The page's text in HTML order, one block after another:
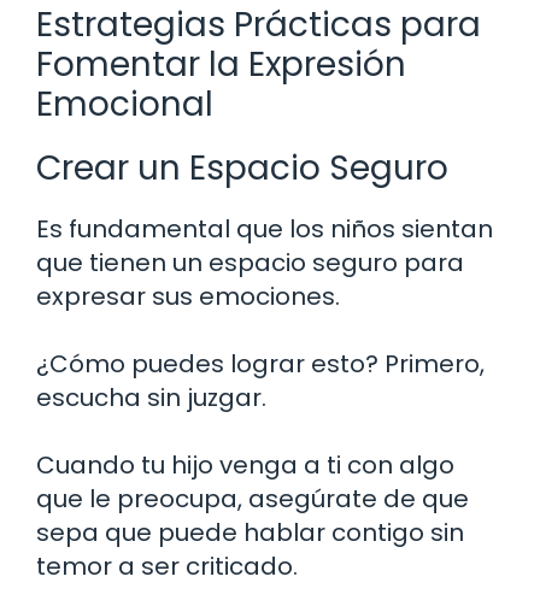
Estrategias Prácticas para
Fomentar la Expresión
Emocional
Crear un Espacio Seguro
Es fundamental que los niños sientan
que tienen un espacio seguro para
expresar sus emociones.
¿Cómo puedes lograr esto? Primero,
escucha sin juzgar.
Cuando tu hijo venga a ti con algo
que le preocupa, asegúrate de que
sepa que puede hablar contigo sin
temor a ser criticado.